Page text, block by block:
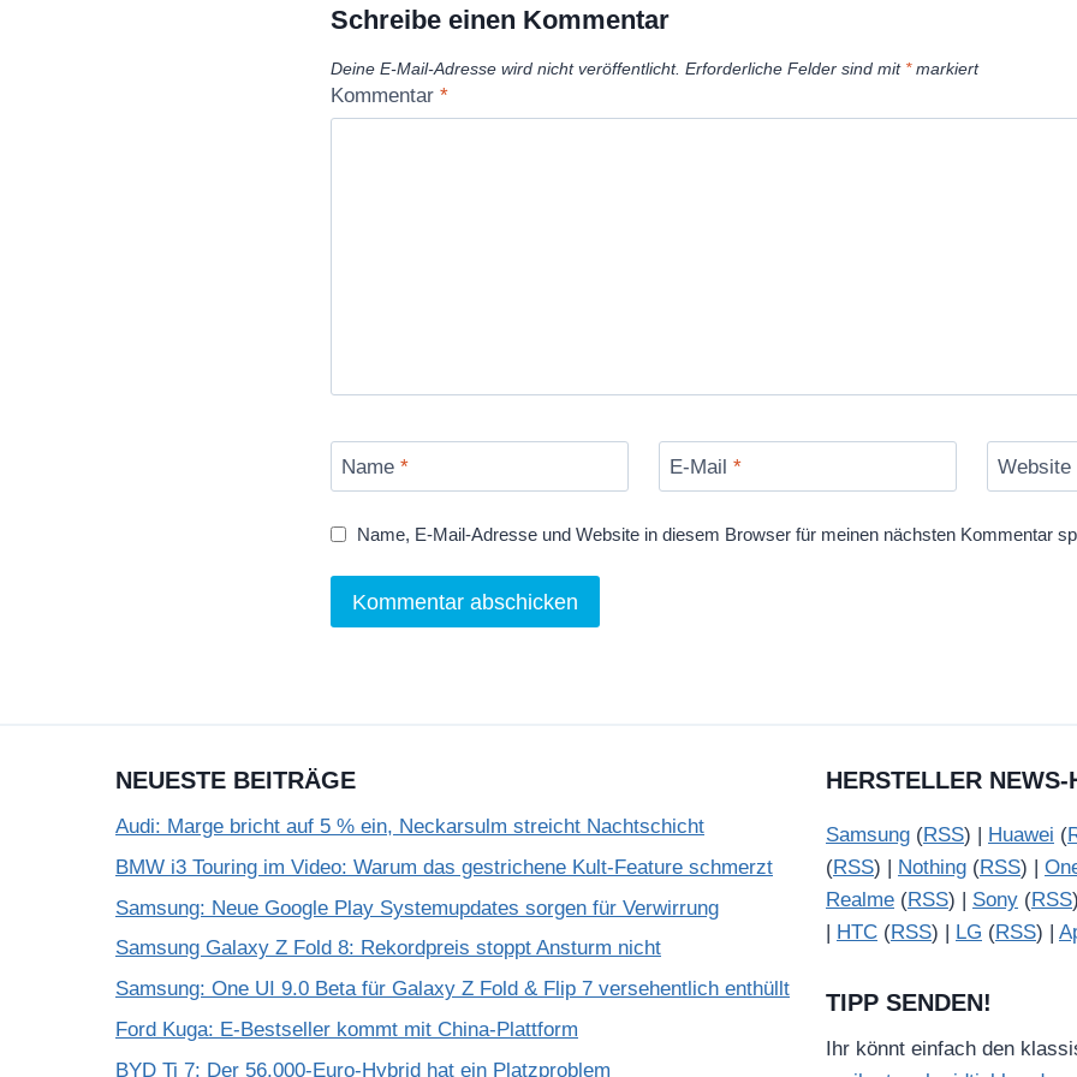
Schreibe einen Kommentar
Deine E-Mail-Adresse wird nicht veröffentlicht. Erforderliche Felder sind mit *markiert
Kommentar *
Name * E-Mail * Website
Name, E-Mail-Adresse und Website in diesem Browser für meinen nächsten Kommentar
NEUESTE BEITRÄGE
Audi: Marge bricht auf 5 % ein, Neckarsulm streicht Nachtschicht
BMW i3 Touring im Video: Warum das gestrichene Kult-Feature schmerzt
Samsung: Neue Google Play Systemupdates sorgen für Verwirrung
Samsung Galaxy Z Fold 8: Rekordpreis stoppt Ansturm nicht
Samsung: One UI 9.0 Beta für Galaxy Z Fold & Flip 7 versehentlich enthüllt
Ford Kuga: E-Bestseller kommt mit China-Plattform
BYD Ti 7: Der 56.000-Euro-Hybrid hat ein Platzproblem
HERSTELLER NEWS-
Samsung (RSS) | Huawei (
(RSS) | Nothing (RSS) |
Realme (RSS) | Sony (RSS
| HTC (RSS) | LG (RSS) |
TIPP SENDEN!
Ihr könnt einfach den